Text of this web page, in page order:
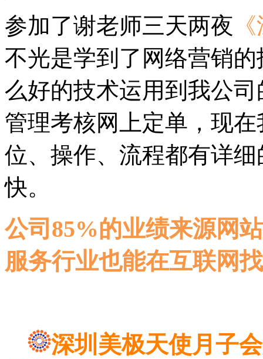
参加了谢老师三天两夜
不光是学到了网络营销
么好的技术运用到我公
管理考核网上定单，现
位、操作、流程都有详
快。
公司85%的业绩来源网
服务行业也能在互联网
深圳美极天使月子